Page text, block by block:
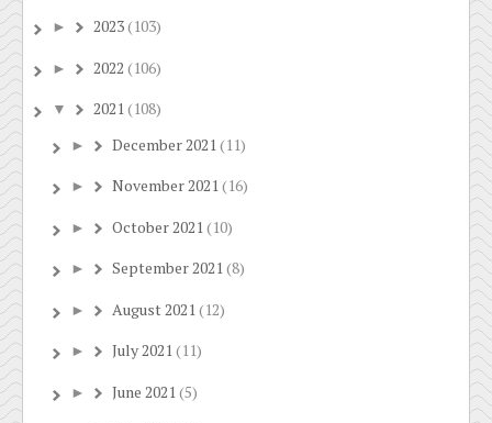
► 2023(103)
► 2022 (106)
▼ 2021(108)
► December 2021 (11)
► November 2021(16)
► October 2021 (10)
► September 2021(8)
► August 2021 (12)
► July 2021(11)
► June 2021 (5)